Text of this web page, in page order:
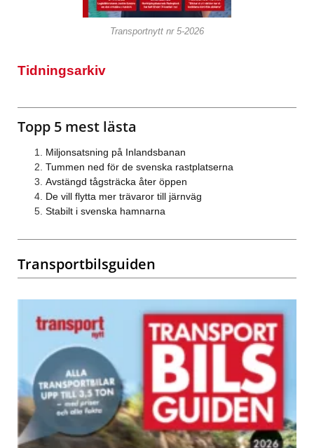
Transportnytt nr 5-2026
Tidningsarkiv
Topp 5 mest lästa
Miljonsatsning på Inlandsbanan
Tummen ned för de svenska rastplatserna
Avstängd tågsträcka åter öppen
De vill flytta mer trävaror till järnväg
Stabilt i svenska hamnarna
Transportbilsguiden